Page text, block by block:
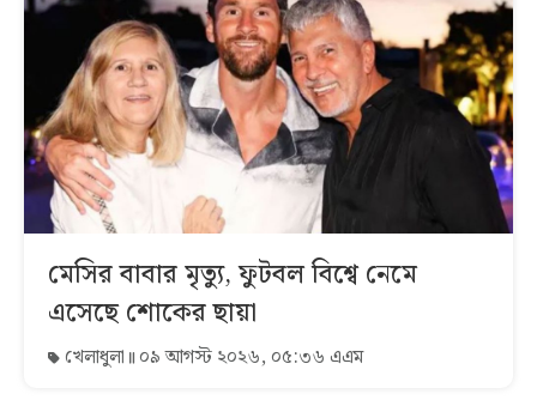
মেসির বাবার মৃত্যু, ফুটবল বিশ্বে নেমে
এসেছে শোকের ছায়া
খেলাধুলা ০৯ আগস্ট ২০২৬, ০৫:৩৬ এএম